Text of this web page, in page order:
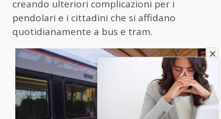
creando ulteriori complicazioni per i
pendolari e i cittadini che si affidano
quotidianamente a bus e tram.